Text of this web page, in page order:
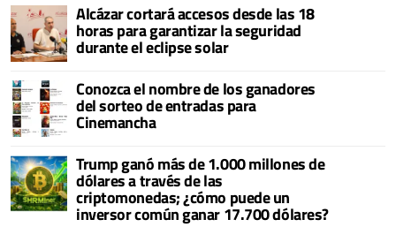
Alcázar cortará accesos desde las 18
horas para garantizar la seguridad
durante el eclipse solar
Conozca el nombre de los ganadores
del sorteo de entradas para
Cinemancha
Trump ganó más de 1.000 millones de
dólares a través de las
criptomonedas; ¿cómo puede un
inversor común ganar 17.700 dólares?